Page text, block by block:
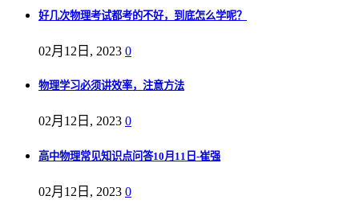
好几次物理考试都考的不好，到底怎么学呢？
02月12日, 2023 0
物理学习必须讲效率，注意方法
02月12日, 2023 0
高中物理常见知识点问答10月11日-崔强
02月12日, 2023 0